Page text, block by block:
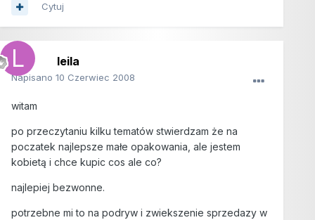
Cytuj
leila
Napisano 10 Czerwiec 2008
witam
po przeczytaniu kilku tematów stwierdzam że na
poczatek najlepsze małe opakowania, ale jestem
kobietą i chce kupic cos ale co?
najlepiej bezwonne.
potrzebne mi to na podryw i zwiekszenie sprzedazy w